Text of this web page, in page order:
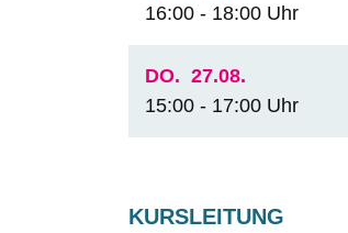
16:00 - 18:00 Uhr
DO. 27.08.
15:00 - 17:00 Uhr
KURSLEITUNG